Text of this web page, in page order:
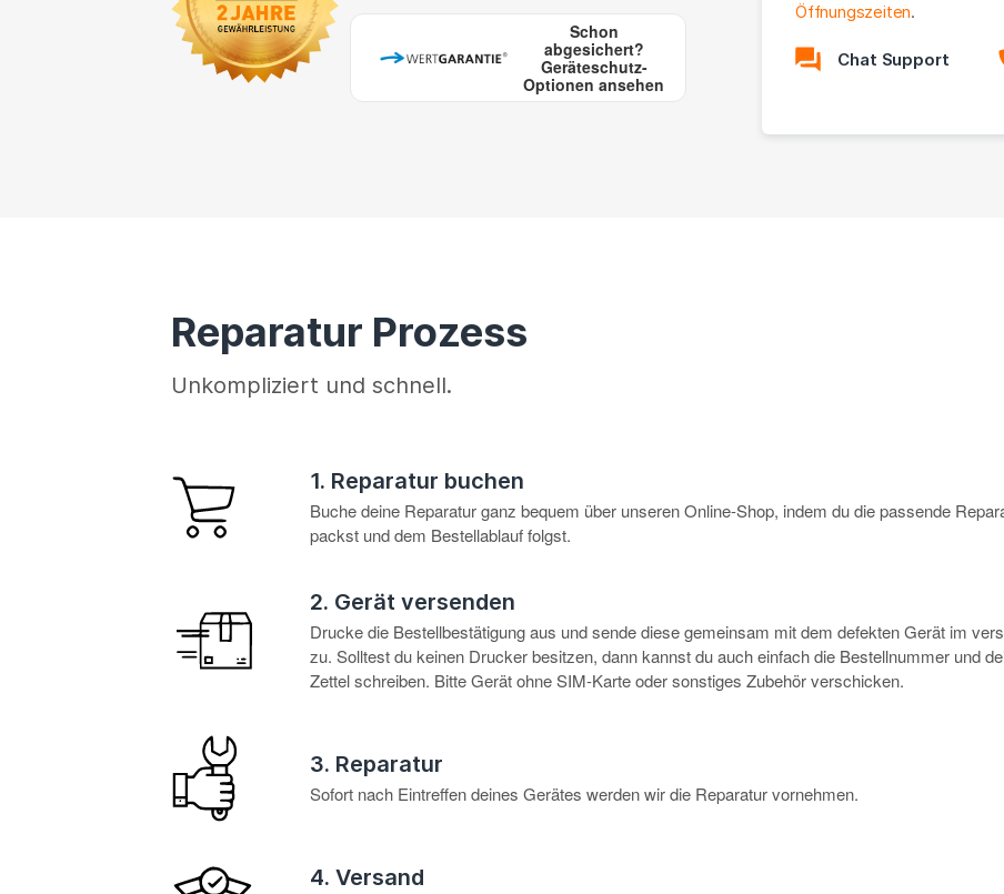
Schon
abgesichert?
Geräteschutz-
Optionen ansehen
Öffnungszeiten.
Chat Support
Reparatur Prozess
Unkompliziert und schnell.
1. Reparatur buchen
Buche deine Reparatur ganz bequem über unseren Online-Shop, indem du die passende
packst und dem Bestellablauf folgst.
2. Gerät versenden
Drucke die Bestellbestätigung aus und sende diese gemeinsam mit dem defekten Gerät im
zu. Solltest du keinen Drucker besitzen, dann kannst du auch einfach die Bestellnummer und
Zettel schreiben. Bitte Gerät ohne SIM-Karte oder sonstiges Zubehör verschicken.
3. Reparatur
Sofort nach Eintreffen deines Gerätes werden wir die Reparatur vornehmen.
4. Versand